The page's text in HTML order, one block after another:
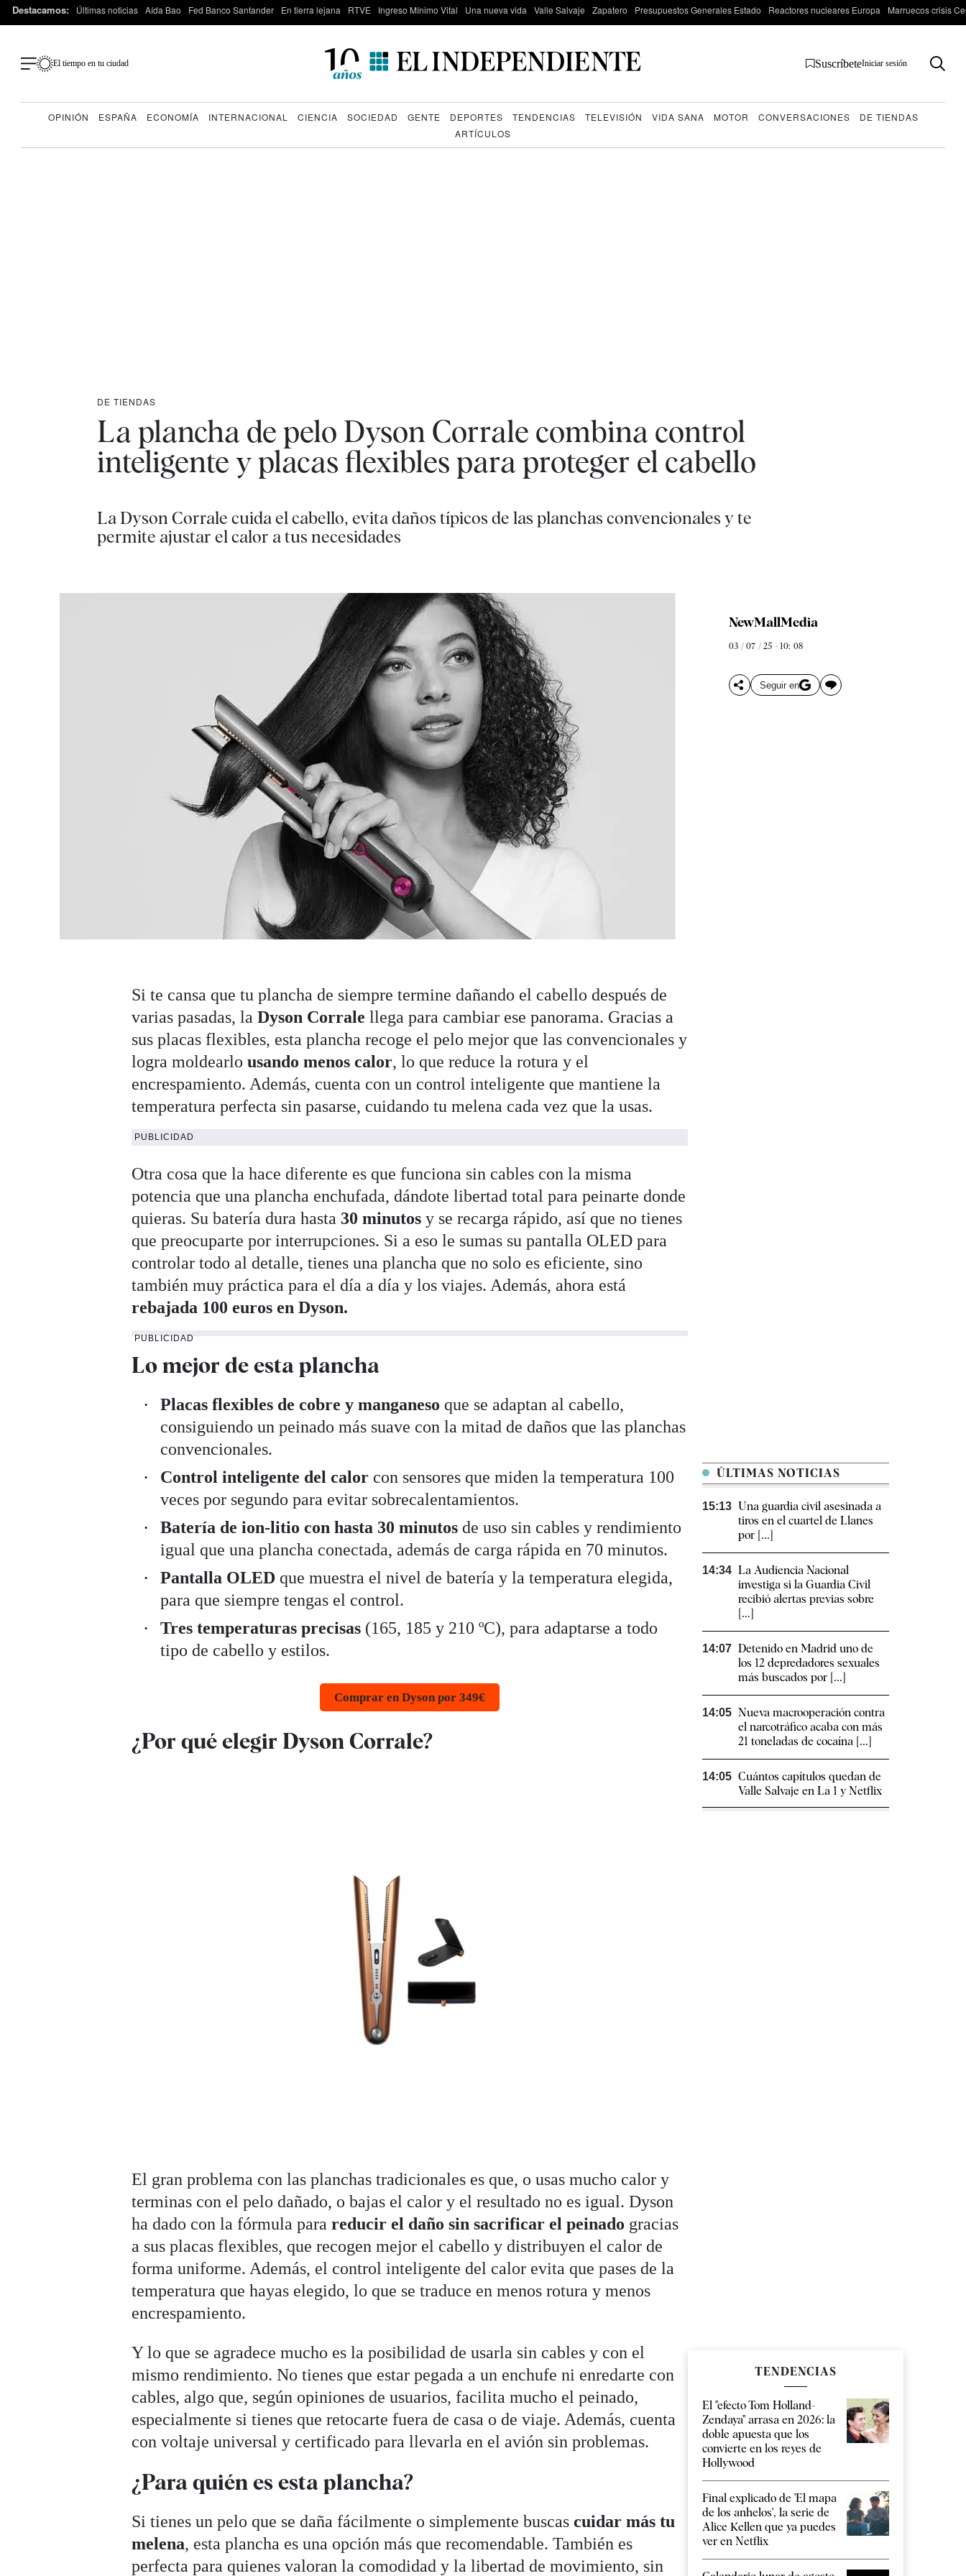
Destacamos: Últimas noticias Aída Bao Fed Banco Santander En tierra lejana RTVE Ingreso Mínimo Vital Una nueva vida Valle Salvaje Zapatero Presupuestos Generales Estado Reactores nucleares Europa Marruecos crisis
El tiempo en tu ciudad SuscríbeteIniciar sesión
OPINIÓN ESPAÑA ECONOMÍA INTERNACIONAL CIENCIA SOCIEDAD GENTE DEPORTES TENDENCIAS TELEVISIÓN VIDA SANA MOTOR CONVERSACIONES
DE TIENDAS
ARTÍCULOS
DE TIENDAS
La plancha de pelo Dyson Corrale combina control
inteligente y placas flexibles para proteger el cabello
La Dyson Corrale cuida el cabello, evita daños típicos de las planchas convencionales y te
permite ajustar el calor a tus necesidades
NewMallMedia
03 / 07 / 25 - 10: 08
Seguir en
Si te cansa que tu plancha de siempre termine dañando el cabello después de
varias pasadas, laDyson Corrale llega para cambiar ese panorama. Gracias a
sus placas flexibles, esta plancha recoge el pelo mejor que las convencionales y
logra moldearlousando menos calor, lo que reduce la rotura y el
encrespamiento. Además, cuenta con un control inteligente que mantiene la
temperatura perfecta sin pasarse, cuidando tu melena cada vez que la usas.
PUBLICIDAD
Otra cosa que la hace diferente es que funciona sin cables con la misma
potencia que una plancha enchufada, dándote libertad total para peinarte donde
quieras. Su batería dura hasta 30 minutos y se recarga rápido, así que no tienes
que preocuparte por interrupciones. Si a eso le sumas su pantalla OLED para
controlar todo al detalle, tienes una plancha que no solo es eficiente, sino
también muy práctica para el día a día y los viajes. Además, ahora está
rebajada 100 euros en Dyson.
PUBLICIDAD
Lo mejor de esta plancha
Placas flexibles de cobre y manganeso que se adaptan al cabello,
consiguiendo un peinado más suave con la mitad de daños que las planchas
convencionales.
Control inteligente del calor con sensores que miden la temperatura 100
veces por segundo para evitar sobrecalentamientos.
Batería de ion-litio con hasta 30 minutos de uso sin cables y rendimiento
igual que una plancha conectada, además de carga rápida en 70 minutos.
Pantalla OLED que muestra el nivel de batería y la temperatura elegida,
para que siempre tengas el control.
Tres temperaturas precisas (165, 185 y 210 ºC), para adaptarse a todo
tipo de cabello y estilos.
Comprar en Dyson por 349€
¿Por qué elegir Dyson Corrale?
El gran problema con las planchas tradicionales es que, o usas mucho calor y
terminas con el pelo dañado, o bajas el calor y el resultado no es igual. Dyson
ha dado con la fórmula parareducir el daño sin sacrificar el peinado gracias
a sus placas flexibles, que recogen mejor el cabello y distribuyen el calor de
forma uniforme. Además, el control inteligente del calor evita que pases de la
temperatura que hayas elegido, lo que se traduce en menos rotura y menos
encrespamiento.
Y lo que se agradece mucho es la posibilidad de usarla sin cables y con el
mismo rendimiento. No tienes que estar pegada a un enchufe ni enredarte con
cables, algo que, según opiniones de usuarios, facilita mucho el peinado,
especialmente si tienes que retocarte fuera de casa o de viaje. Además, cuenta
con voltaje universal y certificado para llevarla en el avión sin problemas.
¿Para quién es esta plancha?
Si tienes un pelo que se daña fácilmente o simplemente buscascuidar más tu
melena, esta plancha es una opción más que recomendable. También es
perfecta para quienes valoran la comodidad y la libertad de movimiento, sin
ÚLTIMAS NOTICIAS
15:13 Una guardia civil asesinada a
tiros en el cuartel de Llanes
por [...]
14:34 La Audiencia Nacional
investiga si la Guardia Civil
recibió alertas previas sobre
[...]
14:07 Detenido en Madrid uno de
los 12 depredadores sexuales
más buscados por [...]
14:05 Nueva macrooperación contra
el narcotráfico acaba con más
21 toneladas de cocaína [...]
14:05 Cuántos capítulos quedan de
Valle Salvaje en La 1 y Netflix
TENDENCIAS
El "efecto Tom Holland-
Zendaya" arrasa en 2026: la
doble apuesta que los
convierte en los reyes de
Hollywood
Final explicado de 'El mapa
de los anhelos', la serie de
Alice Kellen que ya puedes
ver en Netflix